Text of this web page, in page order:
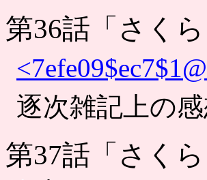
第36話「さく
逐次雑記上の
第37話「さく